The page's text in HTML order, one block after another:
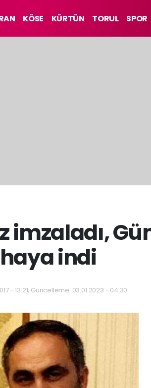
KÖSE KÜRTÜN TORUL SPOR
indi
- 13:21, Güncelleme: 03.01.2023 - 04:30